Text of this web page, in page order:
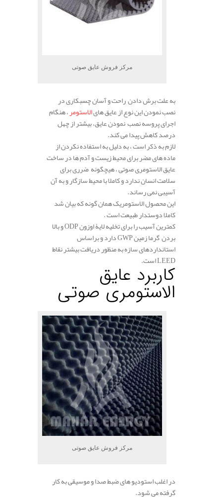
مرکز فروش عایق صوتی
به علت برش دادن راحت و آسان چسبکاری در
نصب نمودن این نوع از عایق هایالاستومر، هنگام
اجرای پروسه نصب نمودن عایق، بیشتر از چهل
درصد کاهش پیدا می کند.
لازم به ذکر است ، به دلیل به استفاده نکردن از
ماده های مضر برای محیط زیست و آدم ها در ساخت
عایق الاستومری صوتی ، هیچگونه ضرری برای
سلامت انسان ندارد و کاملا با محیط سازگار و به آن
آسیبی نمی رساند.
این محصول الاستومریک همان گونه که بیان شد
کاملا دوستدار طبیعت است .
کمترین آسیب را برای تخلیه لایۀ اوزونODPو بالا
بردن گرما زمینGWPدارد و براساس
استانداردهای سازه به منظور دریافت بیشتر نقاط
LEEDاست.
کاربرد عایق
الاستومری صوتی
مرکز فروش عایق صوتی
در اغلب استودیو های ضبط صدا و موسیقی به کار
گرفته می شود.